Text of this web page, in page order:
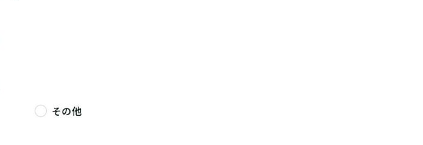
その他